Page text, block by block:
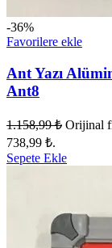
-36%
Favorilere ekle
Ant Yazı
Ant8
1.158,99₺ Orijinal
738,99 ₺.
Sepete Ekle